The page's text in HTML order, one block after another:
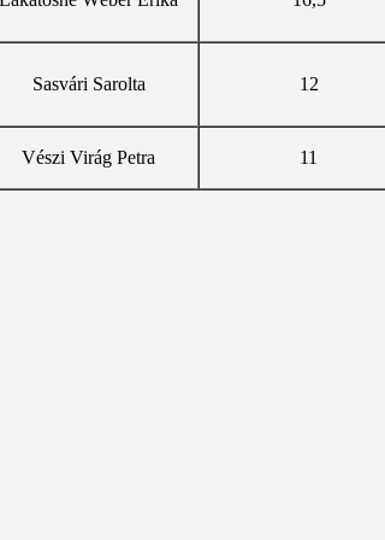
Sasvári Sarolta 12
Vészi Virág Petra 11